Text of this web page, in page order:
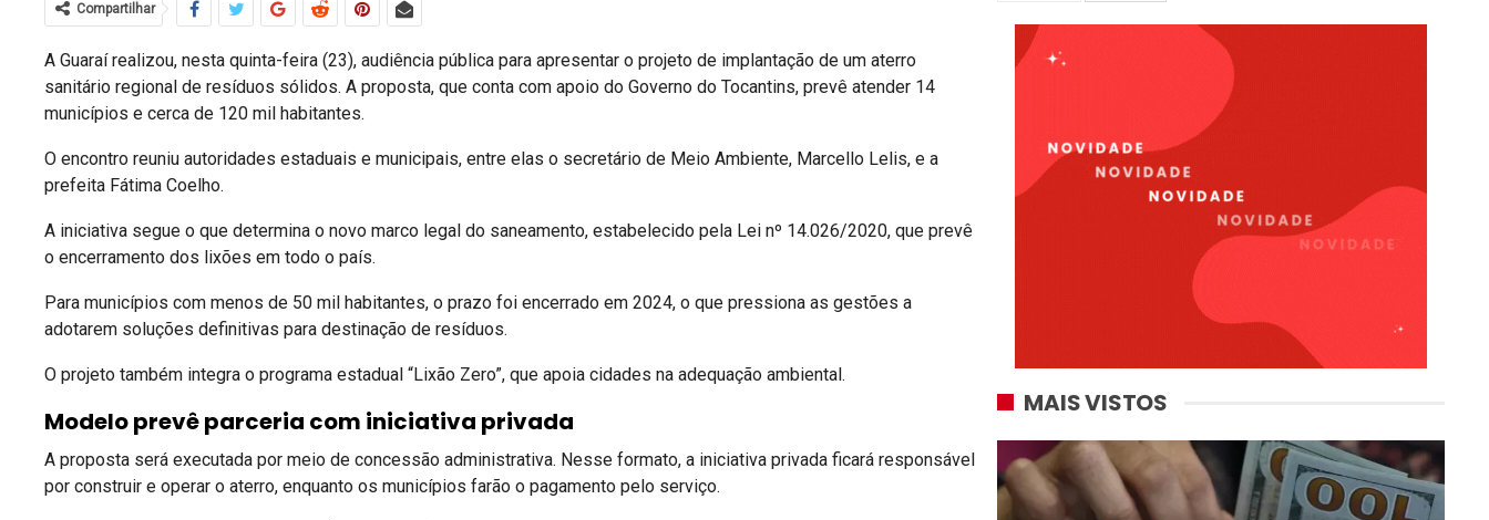
Compartilhar
A Guaraírealizou, nesta quinta-feira (23), audiência pública para apresentar o projeto de implantação de um aterro
sanitário regional de resíduos sólidos. A proposta, que conta com apoio do Governo do Tocantins, prevê atender 14
municípios e cerca de 120 mil habitantes.
O encontro reuniu autoridades estaduais e municipais, entre elas o secretário de Meio Ambiente, Marcello Lelis, e a
prefeita Fátima Coelho.
A iniciativa segue o que determina o novo marco legal do saneamento, estabelecido pela Lei nº 14.026/2020, que prevê
o encerramento dos lixões em todo o país.
Para municípios com menos de 50 mil habitantes, o prazo foi encerrado em 2024, o que pressiona as gestões a
adotarem soluções definitivas para destinação de resíduos.
O projeto também integra o programa estadual “Lixão Zero”, que apoia cidades na adequação ambiental.
Modelo prevê parceria com iniciativa privada
A proposta será executada por meio de concessão administrativa. Nesse formato, a iniciativa privada ficará responsável
por construir e operar o aterro, enquanto os municípios farão o pagamento pelo serviço.
MAIS VISTOS